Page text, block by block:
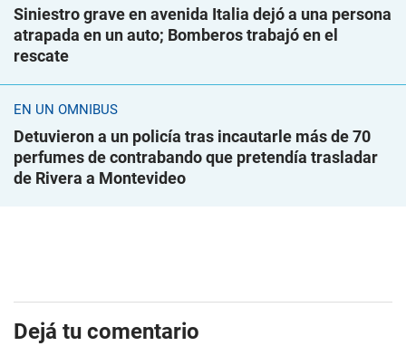
Siniestro grave en avenida Italia dejó a una persona
atrapada en un auto; Bomberos trabajó en el
rescate
EN UN ÓMNIBUS
Detuvieron a un policía tras incautarle más de 70
perfumes de contrabando que pretendía trasladar
de Rivera a Montevideo
Dejá tu comentario